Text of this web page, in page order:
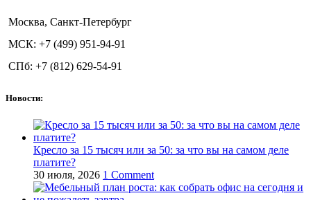
Москва, Санкт-Петербург
МСК: +7 (499) 951-94-91
СПб: +7 (812) 629-54-91
Новости:
Кресло за 15 тысяч или за 50: за что вы на самом деле
платите?
30 июля, 2026 1 Comment